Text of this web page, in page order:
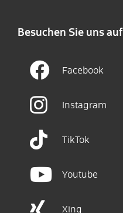
Besuchen Sie uns auf
Facebook
Instagram
TikTok
Youtube
Xing